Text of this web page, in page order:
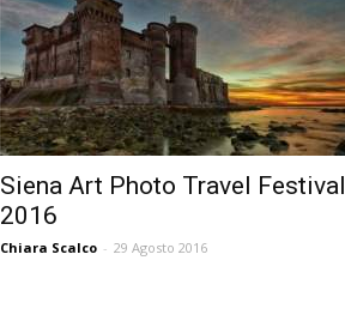
Siena Art Photo Travel Festival
2016
Chiara Scalco - 29 Agosto 2016